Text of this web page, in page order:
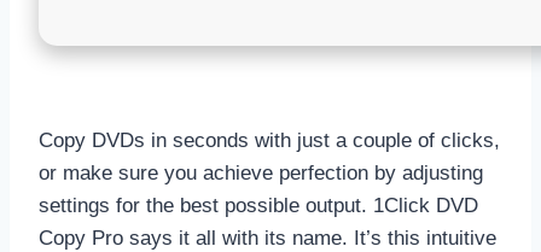
Copy DVDs in seconds with just a couple of clicks,
or make sure you achieve perfection by adjusting
settings for the best possible output. 1Click DVD
Copy Pro says it all with its name. It’s this intuitive